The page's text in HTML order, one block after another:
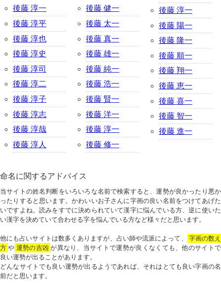
後藤 淳一
後藤 淳平
後藤 淳也
後藤 淳史
後藤 淳司
後藤 淳二
後藤 淳子
後藤 淳志
後藤 淳哉
後藤 淳人
後藤 健一
後藤 太一
後藤 真一
後藤 雄一
後藤 純一
後藤 浩一
後藤 賢一
後藤 洋一
後藤 淳一
後藤 修一
後藤 淳一
後藤 陽一
後藤 隆一
後藤 順一
後藤 翔一
後藤 恵一
後藤 喜一
後藤 智一
後藤 進一
命名に関するアドバイス
当サイトの姓名判断をいろいろな名前で検索すると、運勢が良かったり悪か
ったりすると思います。かわいいお子さんに字画の良い名前をつけてあげた
いですよね。読みをすでに決められていて漢字に悩んでいる方、逆に使いた
い漢字を決めていて合わせる字を悩んでいる方など様々だと思います。
他にも占いサイトは数多くありますが、占い師や流派によって、
字画の数え
方 や 運勢の吉凶 が異なり、当サイトで運勢が良くなくても、他のサイトで
良い運勢が出ることがあります。
どんなサイトでも良い運勢が出るようであれば、それはとても良い字画の名
前だと思います。